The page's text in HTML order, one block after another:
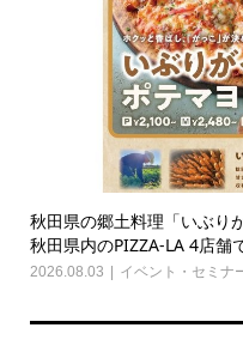
秋田県の郷土料理「いぶり
秋田県内のPIZZA-LA 4店舗
2026.08.03 イベント・セミナ